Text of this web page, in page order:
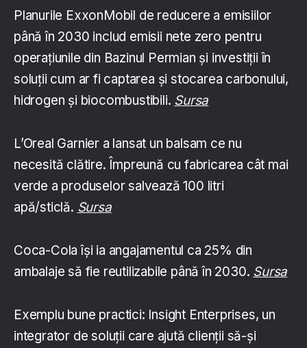
Planurile ExxonMobil de reducere a emisiilor
până în 2030 includ emisii nete zero pentru
operațiunile din Bazinul Permian și investiții în
soluții cum ar fi captarea și stocarea carbonului,
hidrogen și biocombustibili. Sursa
L’Oreal Garnier a lansat un balsam ce nu
necesită clătire. Împreună cu fabricarea cât mai
verde a produselor salvează 100 litri
apă/sticlă. Sursa
Coca-Cola își ia angajamentul ca 25% din
ambalaje să fie reutilizabile până în 2030. Sursa
Exemplu bune practici: Insight Enterprises, un
integrator de soluții care ajută clienții să-și